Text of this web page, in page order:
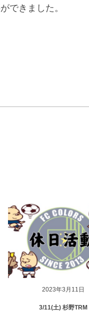
できました。
2023年3月11日
3/11(土) 杉野TRM